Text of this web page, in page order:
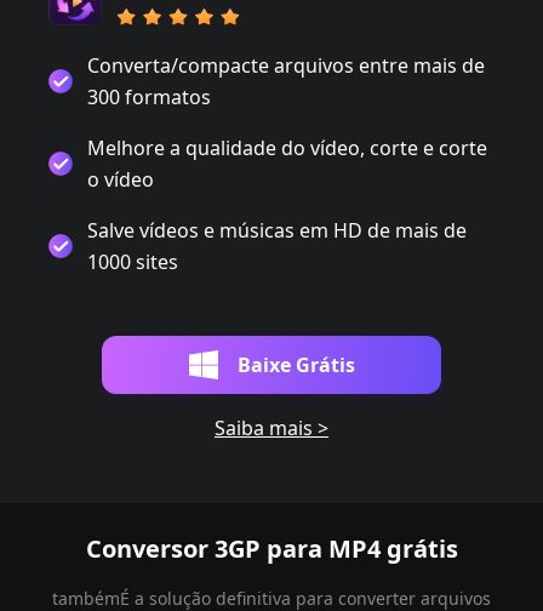
Converta/compacte arquivos entre mais de
300 formatos
Melhore a qualidade do vídeo, corte e corte
o vídeo
Salve vídeos e músicas em HD de mais de
1000 sites
Baixe Grátis
Saiba mais >
Conversor 3GP para MP4 grátis
tambémÉ a solução definitiva para converter arquivos